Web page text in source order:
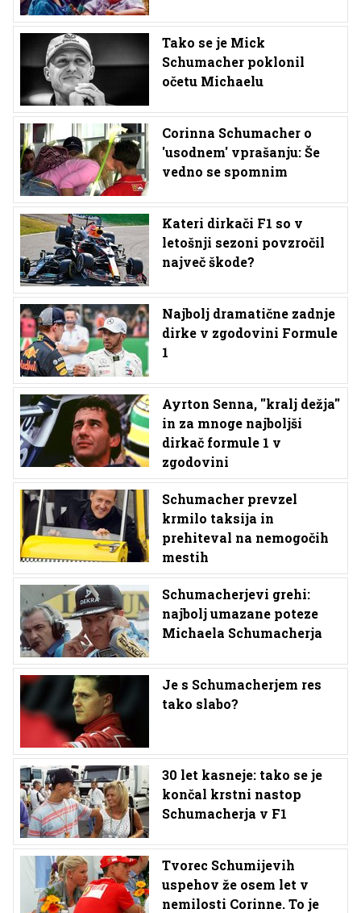
Tako se je Mick
Schumacher poklonil
očetu Michaelu
Corinna Schumacher o
'usodnem' vprašanju: Še
vedno se spomnim
Kateri dirkači F1 so v
letošnji sezoni povzročil
največ škode?
Najbolj dramatične zadnje
dirke v zgodovini Formule
1
Ayrton Senna, ''kralj dežja''
in za mnoge najboljši
dirkač formule 1 v
zgodovini
Schumacher prevzel
krmilo taksija in
prehiteval na nemogočih
mestih
Schumacherjevi grehi:
najbolj umazane poteze
Michaela Schumacherja
Je s Schumacherjem res
tako slabo?
30 let kasneje: tako se je
končal krstni nastop
Schumacherja v F1
Tvorec Schumijevih
uspehov že osem let v
nemilosti Corinne. To je